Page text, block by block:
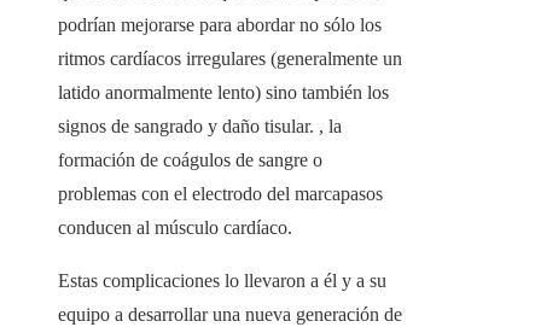
podrían mejorarse para abordar no sólo los
ritmos cardíacos irregulares (generalmente un
latido anormalmente lento) sino también los
signos de sangrado y daño tisular. , la
formación de coágulos de sangre o
problemas con el electrodo del marcapasos
conducen al músculo cardíaco.
Estas complicaciones lo llevaron a él y a su
equipo a desarrollar una nueva generación de